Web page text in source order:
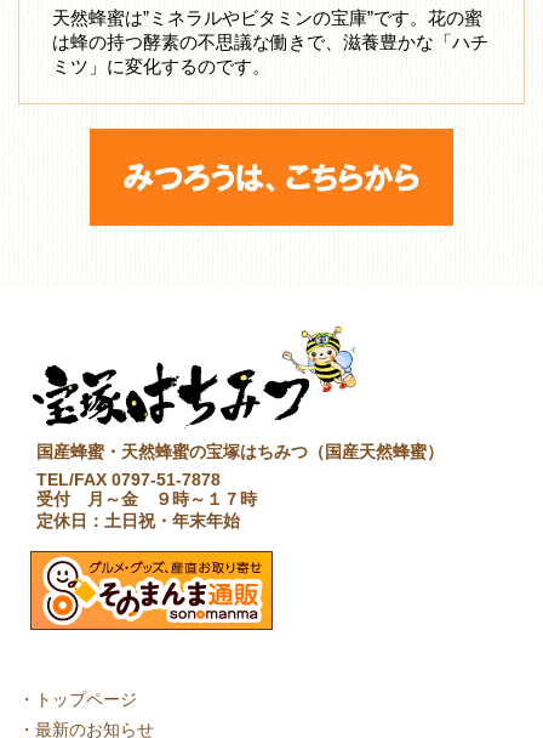
天然蜂蜜は”ミネラルやビタミンの宝庫”です。花の蜜
は蜂の持つ酵素の不思議な働きで、滋養豊かな「ハチ
ミツ」に変化するのです。
国産蜂蜜・天然蜂蜜の宝塚はちみつ（国産天然蜂蜜）
TEL/FAX 0797-51-7878
受付 月～金 ９時～１７時
定休日：土日祝・年末年始
・
トップページ
・ 最新のお知らせ